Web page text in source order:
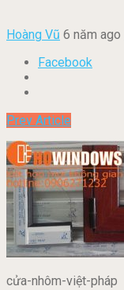
Hoàng Vũ 6 năm ago
Facebook
Prev Article
cửa-nhôm-việt-pháp